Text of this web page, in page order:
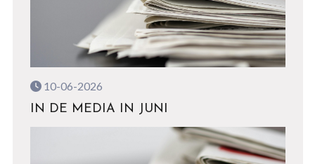
10-06-2026
IN DE MEDIA IN JUNI